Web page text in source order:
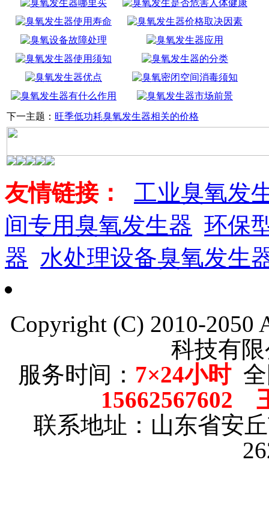
下一主题： 旺季低功耗臭氧发生器相关的价格
友情链接：
工业臭氧发
间专用臭氧发生器 环保
器 水处理设备臭氧发生
Copyright (C) 2010-2050
科技有
服务时间： 7×24小时全
15662567602
联系地址：山东省安